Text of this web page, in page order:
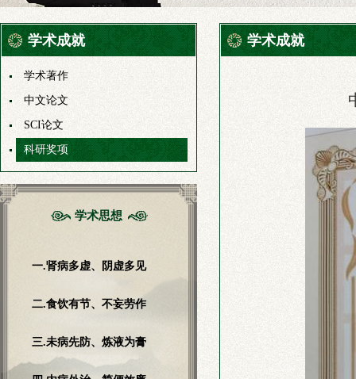
学术成就
学术著作
中文论文
SCI论文
科研奖项
学术思想
一.肾病多虚、阴虚多见
二.食饮有节、不妄劳作
三.未病先防、炼液为膏
学术成就